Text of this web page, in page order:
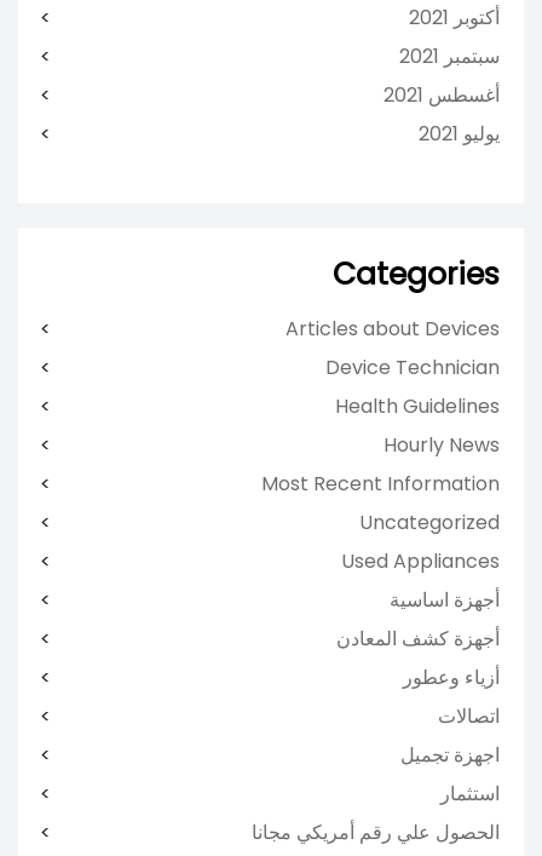
أكتوبر 2021
سبتمبر 2021
أغسطس 2021
يوليو 2021
Categories
Articles about Devices
Device Technician
Health Guidelines
Hourly News
Most Recent Information
Uncategorized
Used Appliances
أجهزة اساسية
أجهزة كشف المعادن
أزياء وعطور
اتصالات
اجهزة تجميل
استثمار
الحصول علي رقم أمريكي مجانا